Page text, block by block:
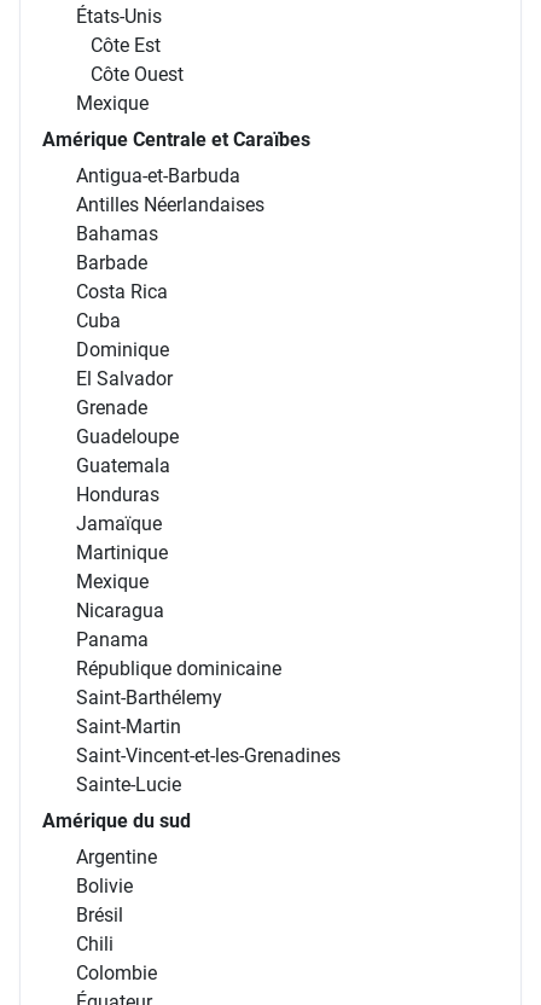
États-Unis
Côte Est
Côte Ouest
Mexique
Amérique Centrale et Caraïbes
Antigua-et-Barbuda
Antilles Néerlandaises
Bahamas
Barbade
Costa Rica
Cuba
Dominique
El Salvador
Grenade
Guadeloupe
Guatemala
Honduras
Jamaïque
Martinique
Mexique
Nicaragua
Panama
République dominicaine
Saint-Barthélemy
Saint-Martin
Saint-Vincent-et-les-Grenadines
Sainte-Lucie
Amérique du sud
Argentine
Bolivie
Brésil
Chili
Colombie